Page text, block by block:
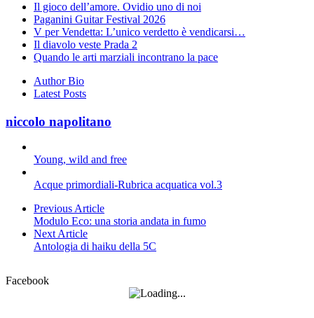
Il gioco dell’amore. Ovidio uno di noi
Paganini Guitar Festival 2026
V per Vendetta: L’unico verdetto è vendicarsi…
Il diavolo veste Prada 2
Quando le arti marziali incontrano la pace
Author Bio
Latest Posts
niccolo napolitano
Young, wild and free
Acque primordiali-Rubrica acquatica vol.3
Previous Article
Modulo Eco: una storia andata in fumo
Next Article
Antologia di haiku della 5C
Facebook